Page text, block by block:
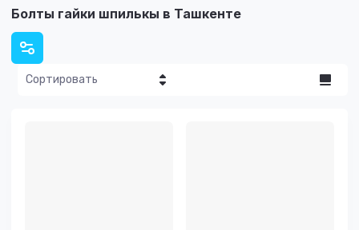
Болты гайки шпилькы в Ташкенте
Сортировать